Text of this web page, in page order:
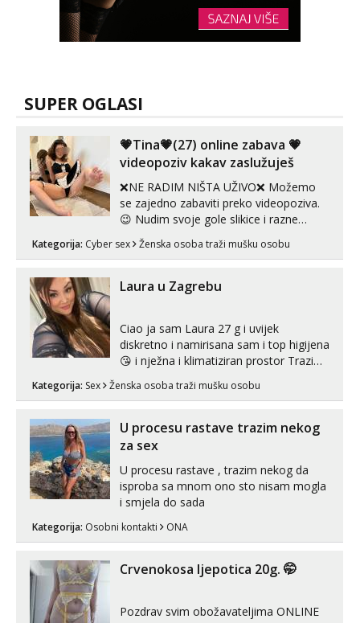
SUPER OGLASI
💗Tina💗(27) online zabava 💗
videopoziv kakav zaslužuješ
❌NE RADIM NIŠTA UŽIVO❌ Možemo
se zajedno zabaviti preko videopoziva.
😉 Nudim svoje gole slikice i razne
videouradke. 🤩 Za online zabavu pošalji
poruku na Whatsapp, Telegram ili Viber.
autentičnosti možeš me vidjeti na
Kategorija: Cyber sex Ženska osoba traži mušku osobu
Laura u Zagrebu
Ciao ja sam Laura 27 g i uvijek
diskretno i namirisana sam i top higijena
😘 i nježna i klimatiziran prostor Trazim
Pusenje i gutanje sperme Erotsko rublje
tijelu Iskljucivo neradim analni !!! I
Kategorija: Sex Ženska osoba traži mušku osobu
U procesu rastave trazim nekog
za sex
U procesu rastave , trazim nekog da
isproba sa mnom ono sto nisam mogla
i smjela do sada
Kategorija: Osobni kontakti ONA
Crvenokosa ljepotica 20g. 🤭
Pozdrav svim obožavateljima ONLINE